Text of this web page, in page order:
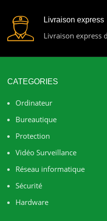
Livraison express
Livraison express
CATEGORIES
Ordinateur
Bureautique
Protection
Vidéo Surveillance
Réseau informatique
Sécurité
Hardware